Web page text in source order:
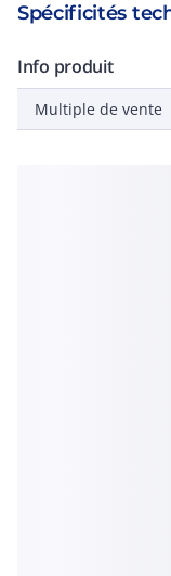
Spécificités
Info produit
Multiple de vente